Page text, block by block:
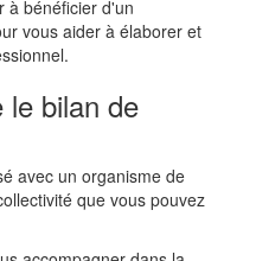
à bénéficier d'un
vous aider à élaborer et
le bilan de
avec un organisme de
que vous pouvez